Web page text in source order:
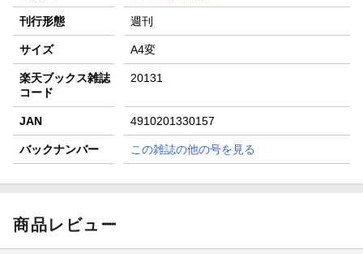
エントリー＆条件達成で『鬼滅の刃』オリジナルきんちゃく
袋が当たる！
刊行形態 週刊
サイズ A4変
楽天ブックス雑誌
コード
20131
JAN 4910201330157
バックナンバー この雑誌の他の号を見る
商品レビュー